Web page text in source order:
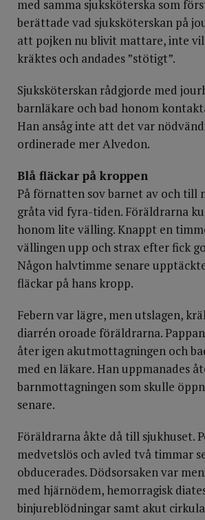
med samma sjuksköterska som
berättade vad sjuksköterskan på
att pojken nu blivit mattare, inte
kräktes och andades ”stötigt”.
Sjuksköterskan rådgjorde med
barnläkare och bad honom
Han ansåg inte att det var
ordinerade mer Alvedon.
Blå fläckar på kroppen
På förnatten sov barnet av och till
gråta vid fyra-tiden. Föräldrarna
honom lite välling. Knappt en
vällingen upp och strax efter fick
Någon halvtimme senare
fläckar på hans kropp.
Febern var lägre, men utslagen,
diarrén oroade föräldrarna.
åter igen akutmottagningen och
med en läkare. Han uppmanades
barnmottagningen som skulle
senare.
Föräldrarna åkte då till sjukhuset.
medvetslös och avled två timmar
obducerades. Dödsorsaken var
med hjärnödem, hemorragisk
binjureblödningar samt akut